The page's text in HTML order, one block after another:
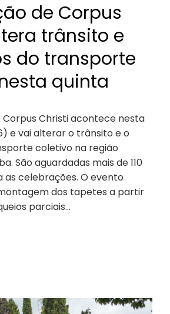
de Corpus
trânsito e
do transporte
quinta
Christi acontece nesta
e vai alterar o trânsito e o
coletivo na região
São aguardadas mais de 110
as celebrações. O evento
dos tapetes a partir
parciais…